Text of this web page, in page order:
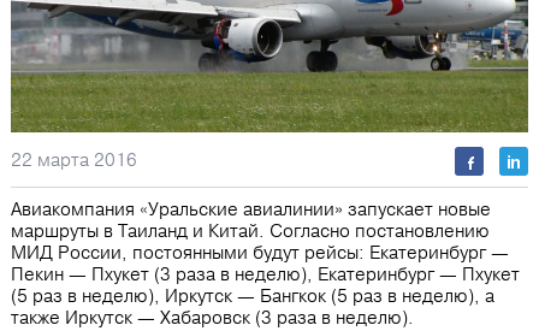
22 марта 2016
Авиакомпания «Уральские авиалинии» запускает новые
маршруты в Таиланд и Китай. Согласно постановлению
МИД России, постоянными будут рейсы: Екатеринбург —
Пекин — Пхукет (3 раза в неделю), Екатеринбург — Пхукет
(5 раз в неделю), Иркутск — Бангкок (5 раз в неделю), а
также Иркутск — Хабаровск (3 раза в неделю).